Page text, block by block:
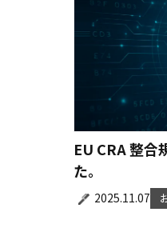
EU CRA 整合
た。
2025.11.07